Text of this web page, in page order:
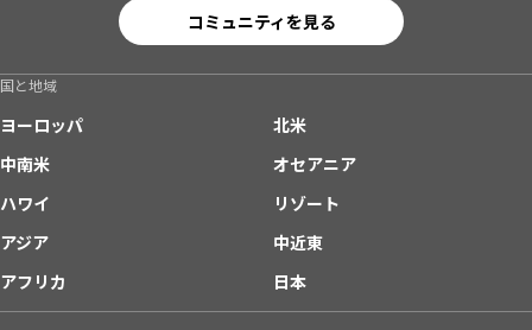
コミュニティを見る
国と地域
ヨーロッパ
北米
中南米
オセアニア
ハワイ
リゾート
アジア
中近東
アフリカ
日本